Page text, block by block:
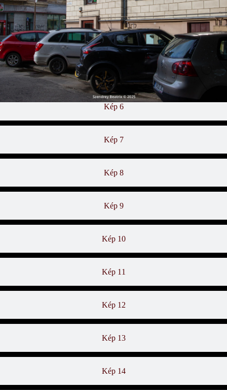
Kép 3
Kép 4
Kép 5
Kép 6
Kép 7
Kép 8
Kép 9
Kép 10
Kép 11
Kép 12
Kép 13
Kép 14